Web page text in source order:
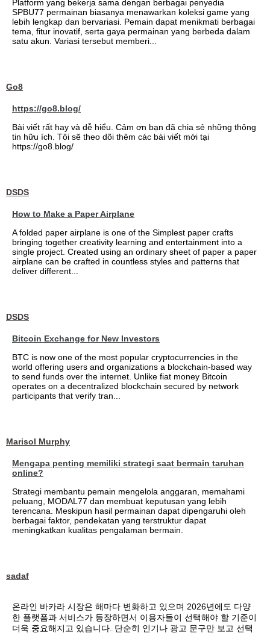
Platform yang bekerja sama dengan berbagai penyedia
SPBU77 permainan biasanya menawarkan koleksi game yang
lebih lengkap dan bervariasi. Pemain dapat menikmati berbagai
tema, fitur inovatif, serta gaya permainan yang berbeda dalam
satu akun. Variasi tersebut memberi...
Go8
https://go8.blog/
Bài viết rất hay và dễ hiểu. Cảm ơn bạn đã chia sẻ những thông
tin hữu ích. Tôi sẽ theo dõi thêm các bài viết mới tại
https://go8.blog/
DSDS
How to Make a Paper Airplane
A folded paper airplane is one of the Simplest paper crafts
bringing together creativity learning and entertainment into a
single project. Created using an ordinary sheet of paper a paper
airplane can be crafted in countless styles and patterns that
deliver different...
DSDS
Bitcoin Exchange for New Investors
BTC is now one of the most popular cryptocurrencies in the
world offering users and organizations a blockchain-based way
to send funds over the internet. Unlike fiat money Bitcoin
operates on a decentralized blockchain secured by network
participants that verify tran...
Marisol Murphy
Mengapa penting memiliki strategi saat bermain taruhan
online?
Strategi membantu pemain mengelola anggaran, memahami
peluang, MODAL77 dan membuat keputusan yang lebih
terencana. Meskipun hasil permainan dapat dipengaruhi oleh
berbagai faktor, pendekatan yang terstruktur dapat
meningkatkan kualitas pengalaman bermain.
sadaf
온라인 바카라 시장은 해마다 변화하고 있으며 2026년에도 다양
한 플랫폼과 서비스가 등장하면서 이용자들이 선택해야 할 기준이
더욱 중요해지고 있습니다. 단순히 인기나 광고 문구만 보고 선택